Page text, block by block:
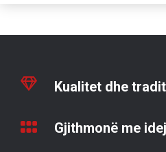
Kualitet dhe
Gjithmonë me